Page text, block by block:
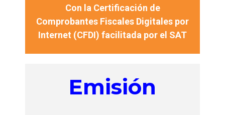
Con la Certificación de
Comprobantes Fiscales Digitales por
Internet (CFDI) facilitada por el SAT
Emisión